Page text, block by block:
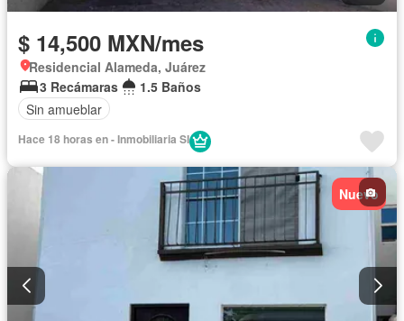
$ 14,500 MXN/mes
Residencial Alameda, Juárez
3 Recámaras
1.5 Baños
Sin amueblar
Hace 18 horas en - Inmobiliaria SI
Nuevo